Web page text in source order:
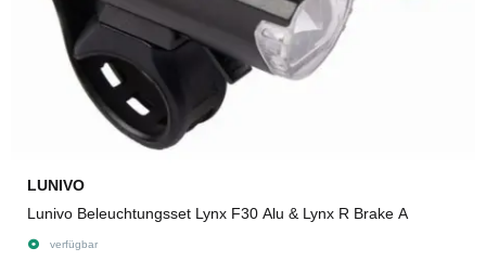
LUNIVO
Lunivo Beleuchtungsset Lynx F30 Alu & Lynx R Brake A
verfügbar